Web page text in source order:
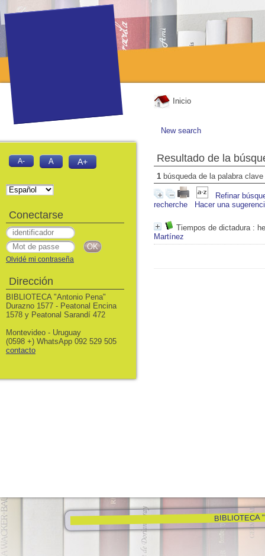
Inicio
New search
Resultado de la
1 búsqueda de la palabra clave
Refinar
recherche
Hacer una
Tiempos de dictadura:
Martínez
BIBLIOTECA
A- A A+
Conectarse
Olvidé mi contraseña
Dirección
BIBLIOTECA "Antonio Pena"
Durazno 1577 - Peatonal Encina
1578 y Peatonal Sarandí 472
Montevideo - Uruguay
(0598 +) WhatsApp 092 529 505
contacto